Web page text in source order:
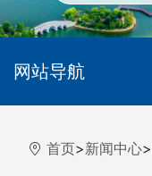
网站导航
首页>新闻中心>